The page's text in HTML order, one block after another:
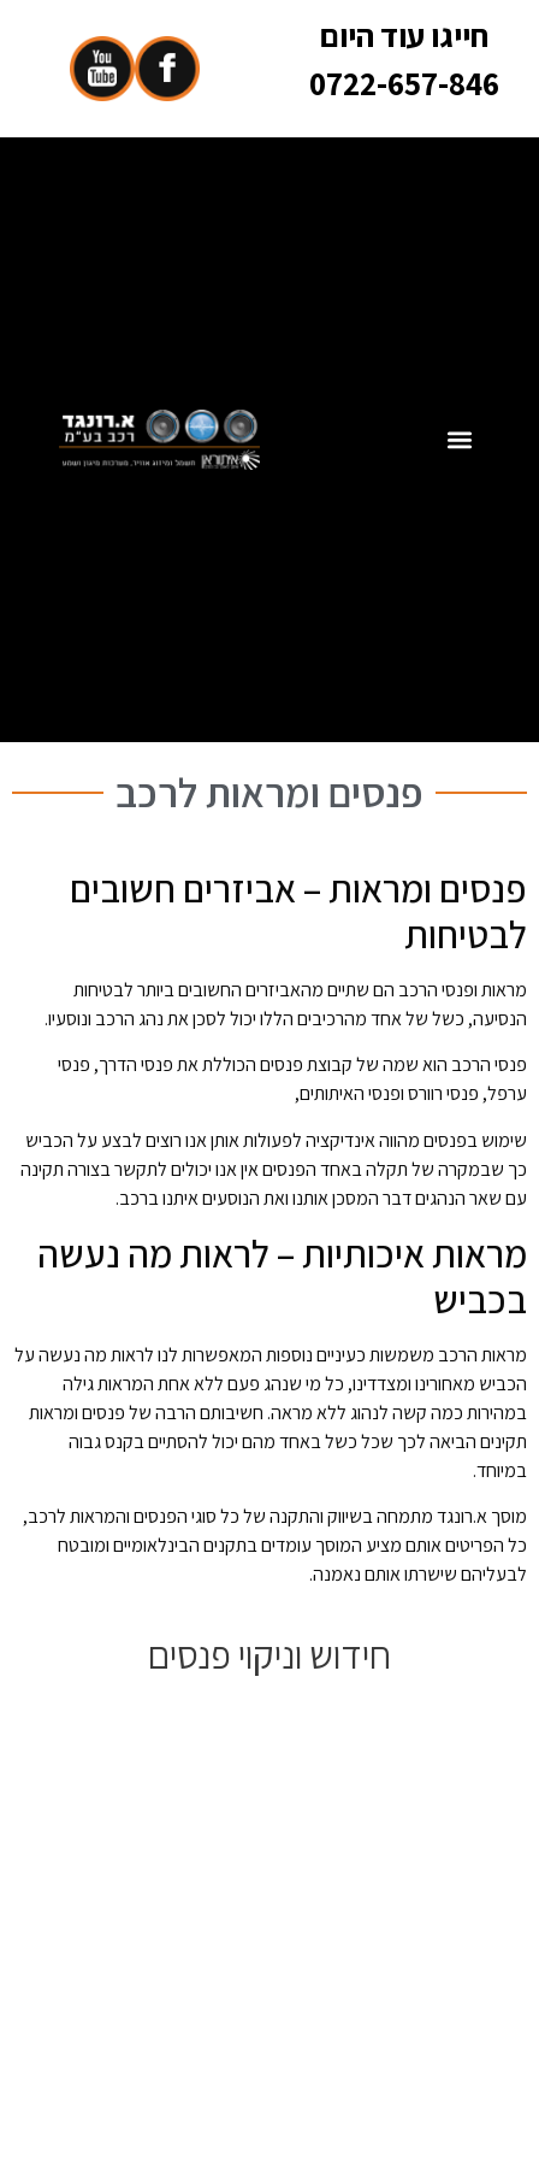
חייגו עוד היום
0722-657-846
פנסים ומראות לרכב
פנסים ומראות – אביזרים חשובים
לבטיחות
מראות ופנסי הרכב הם שתיים מהאביזרים החשובים ביותר לבטיחות
הנסיעה, כשל של אחד מהרכיבים הללו יכול לסכן את נהג הרכב ונוסעיו.
פנסי הרכב הוא שמה של קבוצת פנסים הכוללת את פנסי הדרך, פנסי
ערפל, פנסי רוורס ופנסי האיתותים,
שימוש בפנסים מהווה אינדיקציה לפעולות אותן אנו רוצים לבצע על הכביש
כך שבמקרה של תקלה באחד הפנסים אין אנו יכולים לתקשר בצורה תקינה
עם שאר הנהגים דבר המסכן אותנו ואת הנוסעים איתנו ברכב.
מראות איכותיות – לראות מה נעשה
בכביש
מראות הרכב משמשות כעיניים נוספות המאפשרות לנו לראות מה נעשה על
הכביש מאחורינו ומצדדינו, כל מי שנהג פעם ללא אחת המראות גילה
במהירות כמה קשה לנהוג ללא מראה. חשיבותם הרבה של פנסים ומראות
תקינים הביאה לכך שכל כשל באחד מהם יכול להסתיים בקנס גבוה
במיוחד.
מוסך א.רונגד מתמחה בשיווק והתקנה של כל סוגי הפנסים והמראות לרכב,
כל הפריטים אותם מציע המוסך עומדים בתקנים הבינלאומיים ומובטח
לבעליהם שישרתו אותם נאמנה.
חידוש וניקוי פנסים